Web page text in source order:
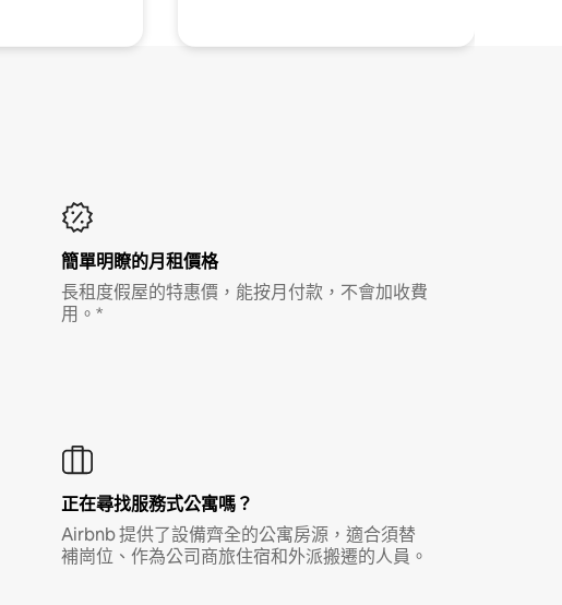
簡單明瞭的月租價格
長租度假屋的特惠價，能按月付款，不會加收費
用。*
正在尋找服務式公寓嗎？
Airbnb 提供了設備齊全的公寓房源，適合須替
補崗位、作為公司商旅住宿和外派搬遷的人員。